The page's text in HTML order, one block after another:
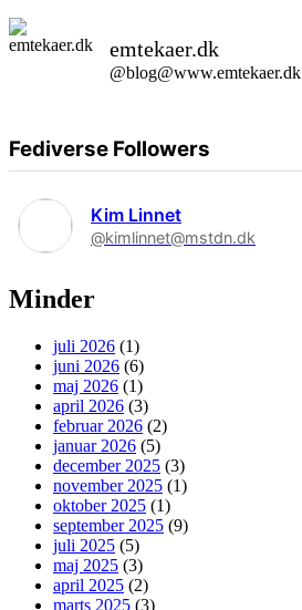
emtekaer.dk
@blog@www.emtekaer.dk
Fediverse Followers
Kim Linnet
@kimlinnet@mstdn.dk
Minder
juli 2026 (1)
juni 2026 (6)
maj 2026 (1)
april 2026 (3)
februar 2026 (2)
januar 2026 (5)
december 2025 (3)
november 2025 (1)
oktober 2025 (1)
september 2025 (9)
juli 2025 (5)
maj 2025 (3)
april 2025 (2)
marts 2025 (3)